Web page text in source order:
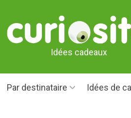
Idées cadeaux
Par destinataire Idées de